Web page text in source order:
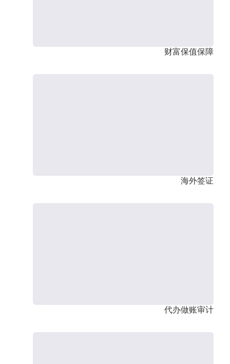
财富保值保障
海外签证
代办做账审计